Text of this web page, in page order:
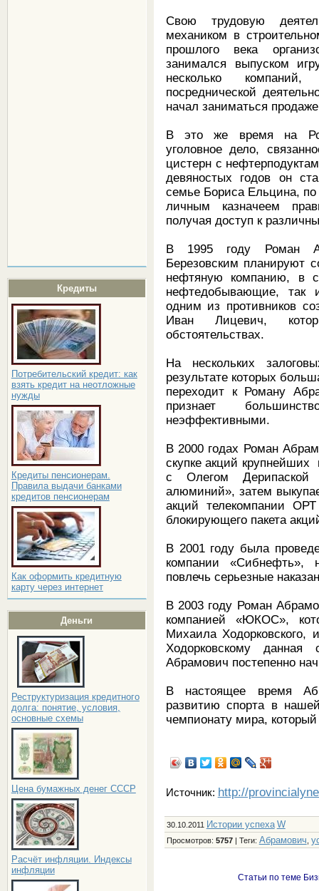
Кредиты
Потребительский кредит: как
взять кредит на неотложные
нужды
Кредиты пенсионерам.
Правила выдачи банками
кредитов пенсионерам
Как оформить кредитную
карту через интернет
Деньги
Реструктуризация кредитного
долга: понятие, условия,
основные схемы
Цена бумажных денег СССР
Расчёт инфляции. Индексы
инфляции
Свою трудовую
механиком в
прошлого века
занимался выпуском
несколько
посреднической
начал заниматься
В это же время на
уголовное дело,
цистерн с
девяностых годов он
семье Бориса Ельцина,
личным казначеем
получая доступ к
В 1995 году Роман
Березовским планируют
нефтяную компанию, в
нефтедобывающие, так
одним из противников
Иван Лицевич,
обстоятельствах.
На нескольких
результате которых
переходит к Роману
признает
неэффективными.
В 2000 годах Роман
скупке акций
с Олегом Дерипаской
алюминий», затем
акций телекомпании
блокирующего пакета
В 2001 году была
компании
повлечь серьезные
В 2003 году Роман
компанией «ЮКОС»,
Михаила Ходорковского,
Ходорковскому
Абрамович постепенно
В настоящее время
развитию спорта в
чемпионату мира,
Источник: http://
30.10.2011 Истории успеха W
Просмотров: 5757| Теги: Абрамович
Статьи по теме